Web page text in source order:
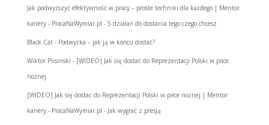
Jak podwyższyć efektywność w pracy – proste techniki dla każdego | Mentor
kariery - PracaNaWymiar.pl - 5 działań do dostania tego czego chcesz
Black Cat- Podwyżka – jak ją w końcu dostać?
Wiktor Plisinski - [WIDEO] Jak się dostać do Reprezentacji Polski w piłce
nożnej
[WIDEO] Jak się dostać do Reprezentacji Polski w piłce nożnej | Mentor
kariery - PracaNaWymiar.pl - Jak wygrać z presją